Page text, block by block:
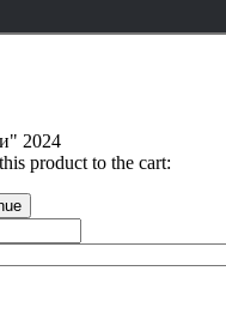
2024
product to the cart: